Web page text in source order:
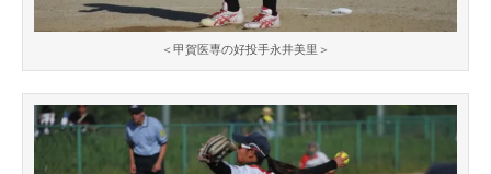
＜甲賀医専の好投手永井美里＞